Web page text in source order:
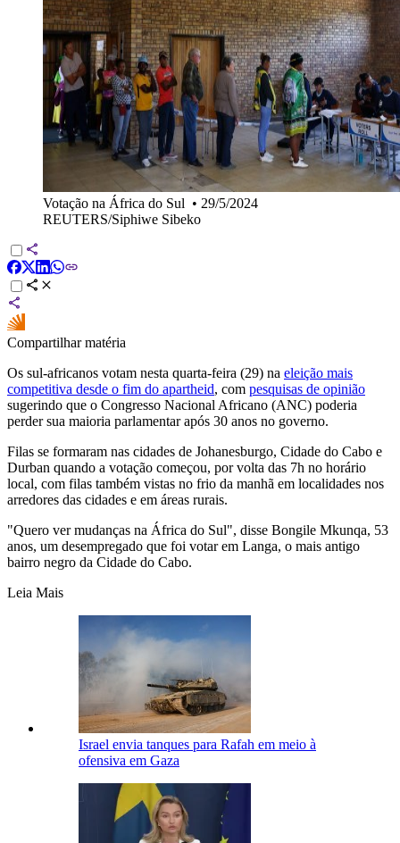
Votação na África do Sul • 29/5/2024
REUTERS/Siphiwe Sibeko
Compartilhar matéria
Os sul-africanos votam nesta quarta-feira (29) na eleição mais
competitiva desde o fim do apartheid, com pesquisas de opinião
sugerindo que o Congresso Nacional Africano (ANC) poderia
perder sua maioria parlamentar após 30 anos no governo.
Filas se formaram nas cidades de Johanesburgo, Cidade do Cabo e
Durban quando a votação começou, por volta das 7h no horário
local, com filas também vistas no frio da manhã em localidades nos
arredores das cidades e em áreas rurais.
"Quero ver mudanças na África do Sul", disse Bongile Mkunqa, 53
anos, um desempregado que foi votar em Langa, o mais antigo
bairro negro da Cidade do Cabo.
Leia Mais
Israel envia tanques para Rafah em meio à
ofensiva em Gaza